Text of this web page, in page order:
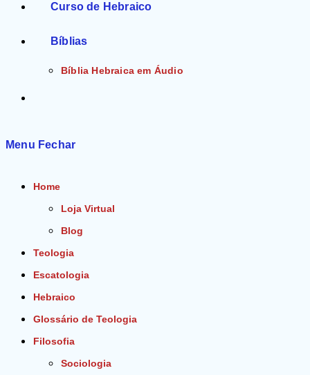
Curso de Hebraico
Bíblias
Bíblia Hebraica em Áudio
Menu Fechar
Home
Loja Virtual
Blog
Teologia
Escatologia
Hebraico
Glossário de Teologia
Filosofia
Sociologia